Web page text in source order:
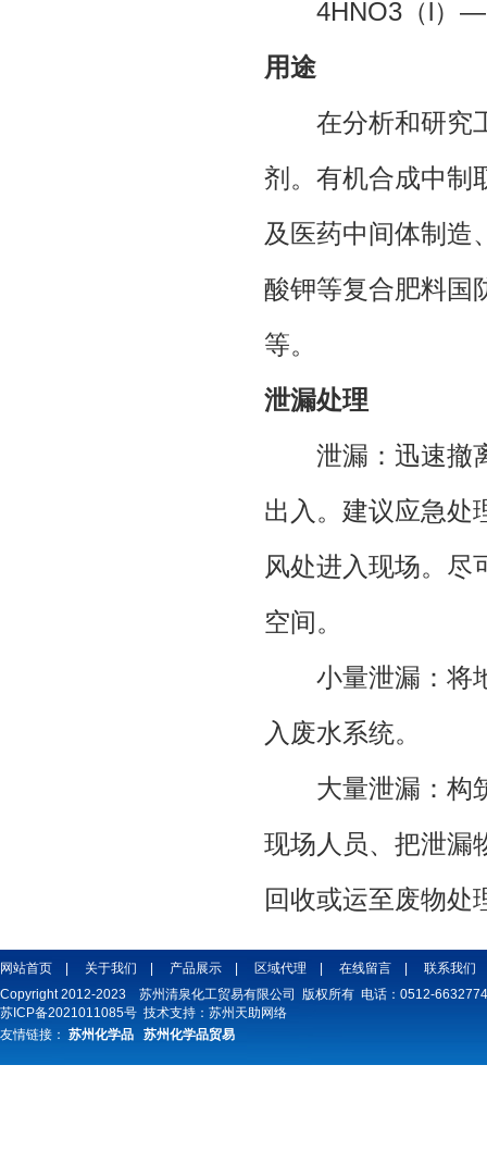
4HNO3（l）
用途
在分析和研究工
剂。有机合成中制
及医药中间体制造
酸钾等复合肥料国
等。
泄漏处理
泄漏：迅速撤离
出入。建议应急处
风处进入现场。尽
空间。
小量泄漏：将地
入废水系统。
大量泄漏：构筑
现场人员、把泄漏
回收或运至废物处
网站首页 关于我们 产品展示 区域代理 在线留言
联系我们
Copyright 2012-2023 苏州清泉化工贸易有限公司 版权所有 电话：0512-
苏ICP备2021011085号 技术支持： 苏州天助网络
友情链接： 苏州化学品 苏州化学品贸易